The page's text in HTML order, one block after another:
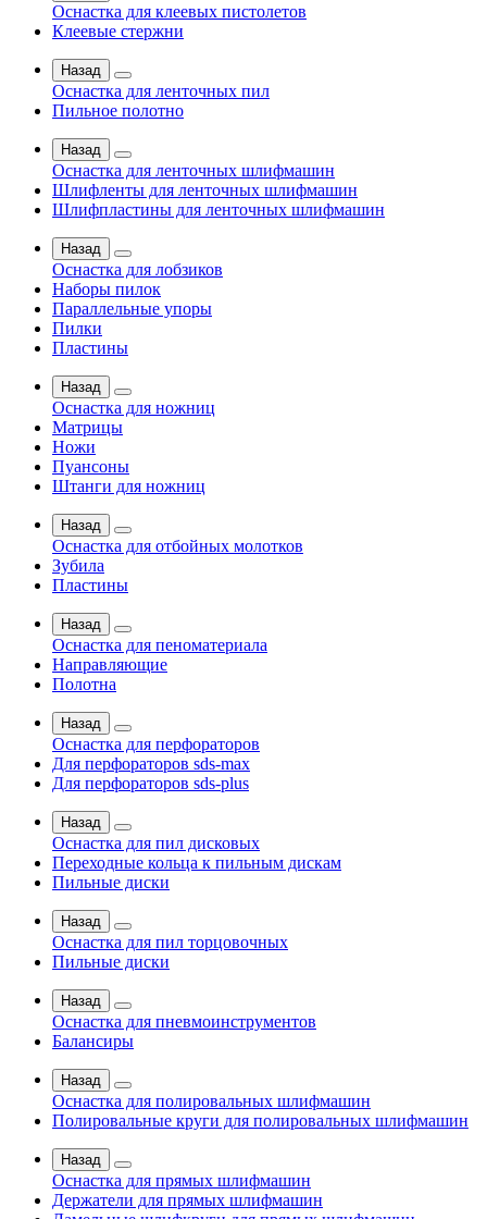
Оснастка для клеевых пистолетов
Клеевые стержни
Назад
Оснастка для ленточных пил
Пильное полотно
Назад
Оснастка для ленточных шлифмашин
Шлифленты для ленточных шлифмашин
Шлифпластины для ленточных шлифмашин
Назад
Оснастка для лобзиков
Наборы пилок
Параллельные упоры
Пилки
Пластины
Назад
Оснастка для ножниц
Матрицы
Ножи
Пуансоны
Штанги для ножниц
Назад
Оснастка для отбойных молотков
Зубила
Пластины
Назад
Оснастка для пеноматериала
Направляющие
Полотна
Назад
Оснастка для перфораторов
Для перфораторов sds-max
Для перфораторов sds-plus
Назад
Оснастка для пил дисковых
Переходные кольца к пильным дискам
Пильные диски
Назад
Оснастка для пил торцовочных
Пильные диски
Назад
Оснастка для пневмоинструментов
Балансиры
Назад
Оснастка для полировальных шлифмашин
Полировальные круги для полировальных шлифмашин
Назад
Оснастка для прямых шлифмашин
Держатели для прямых шлифмашин